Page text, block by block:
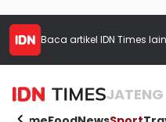
Baca artikel IDN Times
JATENG